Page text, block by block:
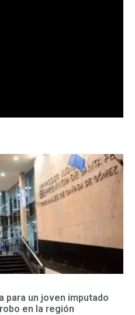
para un joven imputado
en la región